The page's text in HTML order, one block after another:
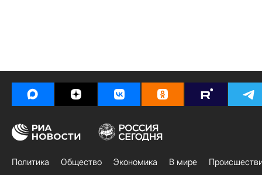
Политика Общество Экономика В мире